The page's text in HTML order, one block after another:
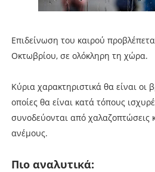
Επιδείνωση του καιρού
Οκτωβρίου, σε ολόκληρη τη χώρα.
Κύρια χαρακτηριστικά θα είναι οι
οποίες θα είναι κατά τόπους
συνοδεύονται από χαλαζοπτώσεις
ανέμους.
Πιο αναλυτικά: